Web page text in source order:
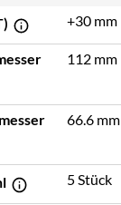
+30 mm
112 mm
66.6 mm
5 Stück